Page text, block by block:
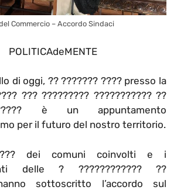
Commercio – Accordo Sindaci
POLITICAdeMENTE
di oggi, ?? ??????? ???? presso la
??? ????????? ??????????? ??
è un appuntamento
per il futuro del nostro territorio.
dei comuni coinvolti e i
delle ? ???????????? ??
sottoscritto l’accordo sul